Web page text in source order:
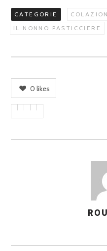
CATEGORIE
IL NONNO PASTICCIERE
0 likes
S